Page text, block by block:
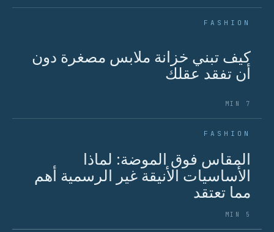
FASHION
كيف تبني خزانة ملابس مصغرة دون
أن تفقد عقلك
7 MIN
FASHION
المقاس فوق الموضة: لماذا
الأساسيات الأنيقة غير الرسمية أهم
مما تعتقد
5 MIN